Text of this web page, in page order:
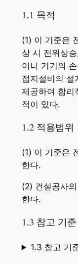
1.1 목적
(1) 이 기준은
상 시 전위상
이나 기기의
접지설비의 설
제공하여 합리
적이 있다.
1.2 적용범위
(1) 이 기준은
한다.
(2) 건설공사
한다.
1.3 참고 기준
1.3 참고 기